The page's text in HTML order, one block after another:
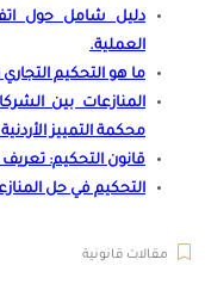
دليل شامل حول
العملية.
ما هو التحكيم التجاري
المنازعات بين
محكمة التمييز الأردنية حقوق
قانون التحكيم: تعريف
التحكيم في حل
مقالات قانونية